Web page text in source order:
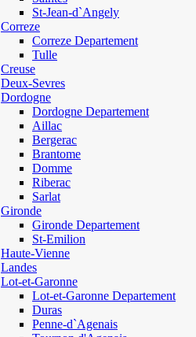
St-Jean-d`Angely
Correze
Correze Departement
Tulle
Creuse
Deux-Sevres
Dordogne
Dordogne Departement
Aillac
Bergerac
Brantome
Domme
Riberac
Sarlat
Gironde
Gironde Departement
St-Emilion
Haute-Vienne
Landes
Lot-et-Garonne
Lot-et-Garonne Departement
Duras
Penne-d`Agenais